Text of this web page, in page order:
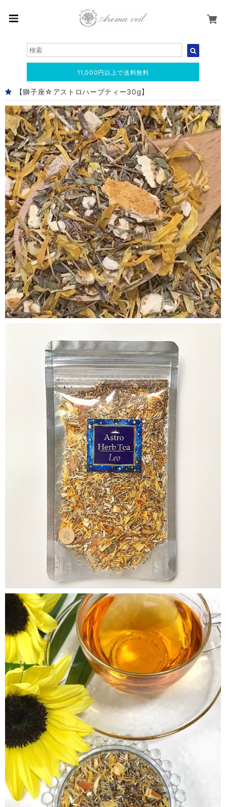
11,000円以上で送料無料
【獅子座☆アストロハーブティー30g】